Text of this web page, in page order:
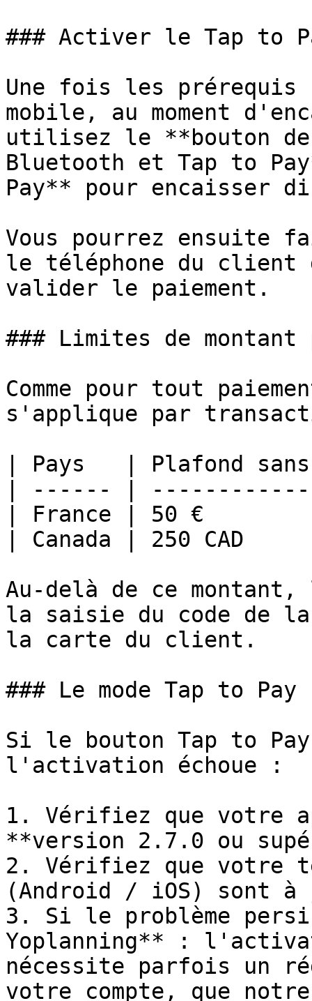
### Activer le Tap to
Une fois les
mobile, au moment
utilisez le **bouton
Bluetooth et Tap to
Pay** pour encaisser
Vous pourrez ensuite
le téléphone du client
valider le paiement.
### Limites de
Comme pour tout
s'applique par
| Pays   | Plafond
| ------ |
| France | 50 €
| Canada | 250
Au-delà de ce
la saisie du code de
la carte du client.
### Le mode Tap to
Si le bouton Tap to
l'activation échoue :
1. Vérifiez que votre
**version 2.7.0 ou
2. Vérifiez que votre
(Android / iOS) sont
3. Si le problème
Yoplanning** :
nécessite parfois un
votre compte, que